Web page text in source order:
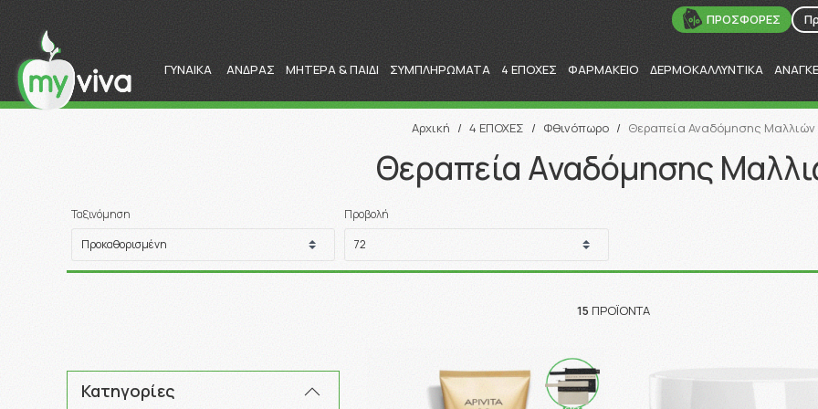
ΠΡΟΣΦΟΡΕΣ
ΓΥΝΑΙΚΑ ΑΝΔΡΑΣ ΜΗΤΕΡΑ & ΠΑΙΔΙ ΣΥΜΠΛΗΡΩΜΑΤΑ 4 ΕΠΟΧΕΣ ΦΑΡΜΑΚΕΙΟ ΔΕΡΜΟΚΑΛΛΥΝΤΙΚΑ
Αναζήτηση
Αρχική / 4 ΕΠΟΧΕΣ / Φθινόπωρο / Θεραπεία Αναδόμησης Μαλλιών
Θεραπεία Αναδόμησης
Ταξινόμηση Προβολή
15ΠΡΟΪΌΝΤΑ
Κατηγορίες